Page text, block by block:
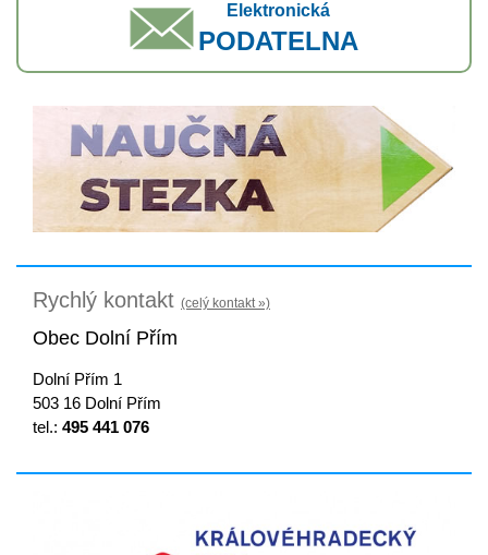
Elektronická
PODATELNA
Rychlý kontakt (celý kontakt »)
Obec Dolní Přím
Dolní Přím 1
503 16 Dolní Přím
tel.: 495 441 076